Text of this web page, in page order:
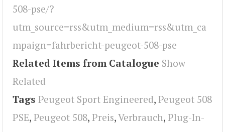
508-pse/?
utm_source=rss&utm_medium=rss&utm_ca
mpaign=fahrbericht-peugeot-508-pse
Related Items from Catalogue Show
Related
Tags Peugeot Sport Engineered, Peugeot 508
PSE, Peugeot 508, Preis,Verbrauch, Plug-In-